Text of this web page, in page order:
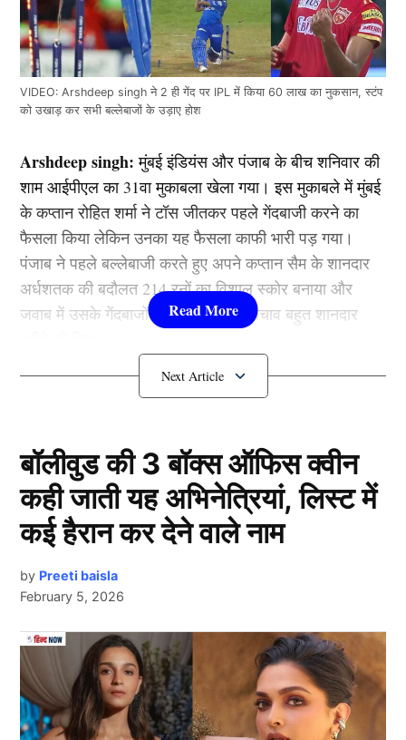
VIDEO: Arshdeep singh ने 2 ही गेंद पर IPL में किया 60 लाख का नुकसान, स्टंप
को उखाड़ कर सभी बल्लेबाजों के उड़ाए होश
Arshdeep singh: मुंबई इंडियंस और पंजाब के बीच शनिवार की
शाम आईपीएल का 31वा मुकाबला खेला गया। इस मुकाबले में मुंबई
के कप्तान रोहित शर्मा ने टॉस जीतकर पहले गेंदबाजी करने का
फैसला किया लेकिन उनका यह फैसला काफी भारी पड़ गया।
पंजाब ने पहले बल्लेबाजी करते हुए अपने कप्तान सैम के शानदार
अर्धशतक की बदौलत 214 रनों का विशाल स्कोर बनाया और
जवाब में उसके गेंदबाजों ने अपने लक्ष्य का बचाव बहुत शानदार
इस मुकाबले के आखिरी ओवर में अर्शदीप गेंदबाजी करने के लिए
के पास उसका कोई जवाब नहीं था और सिर्फ यही नहीं उन्होंने इस
ओवर में ऐसे बोल्ड किया है जिसका वीडियो सोशल मीडिया पर खूब
वायरल हो रहा है।
पंजाब किंग्स ने दर्ज की रोमांचक जीत
Next Article
बॉलीवुड की 3 बॉक्स ऑफिस क्वीन
कही जाती यह अभिनेत्रियां, लिस्ट में
कई हैरान कर देने वाले नाम
by Preeti baisla
February 5, 2026